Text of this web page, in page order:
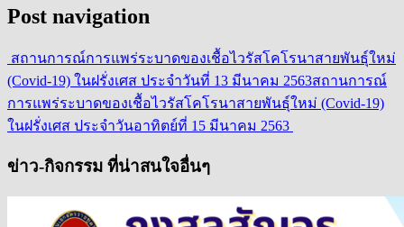
Post navigation
สถานการณ์การแพร่ระบาดของเชื้อไวรัสโคโรนาสายพันธุ์ใหม่
(Covid-19) ในฝรั่งเศส ประจำวันที่ 13 มีนาคม 2563สถานการณ์
การแพร่ระบาดของเชื้อไวรัสโคโรนาสายพันธุ์ใหม่ (Covid-19)
ในฝรั่งเศส ประจำวันอาทิตย์ที่ 15 มีนาคม 2563
ข่าว-กิจกรรม ที่น่าสนใจอื่นๆ